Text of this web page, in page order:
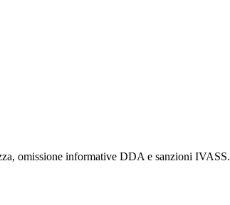
omissione informative DDA e sanzioni IVASS.